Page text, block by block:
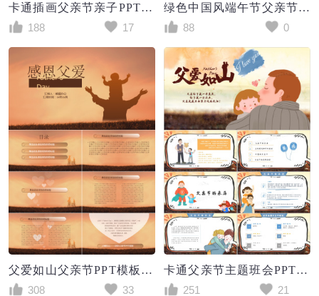
卡通插画父亲节亲子PPT作品
188
17
绿色中国风端午节父亲节双节班会PPT模板
88
0
父爱如山父亲节PPT模板下载
308
33
卡通父亲节主题班会PPT模板
251
21